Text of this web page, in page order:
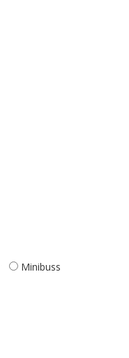
Minibuss